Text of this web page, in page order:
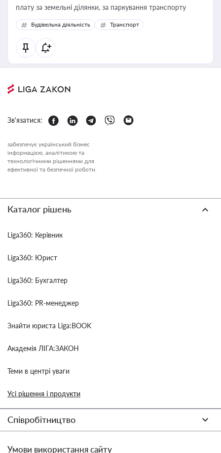
плату за земельні ділянки, за паркування транспорту
Будівельна діяльність Транспорт
Зв'язатися:
забезпечує український бізнес
інформацією, аналітикою та
технологічними рішеннями для
ефективної та безпечної роботи.
Каталог рішень
Liga360: Керівник
Liga360: Юрист
Liga360: Бухгалтер
Liga360: PR-менеджер
Знайти юриста Liga:BOOK
Академія ЛІГА:ЗАКОН
Теми в центрі уваги
Усі рішення і продукти
Співробітництво
Умови використання сайту